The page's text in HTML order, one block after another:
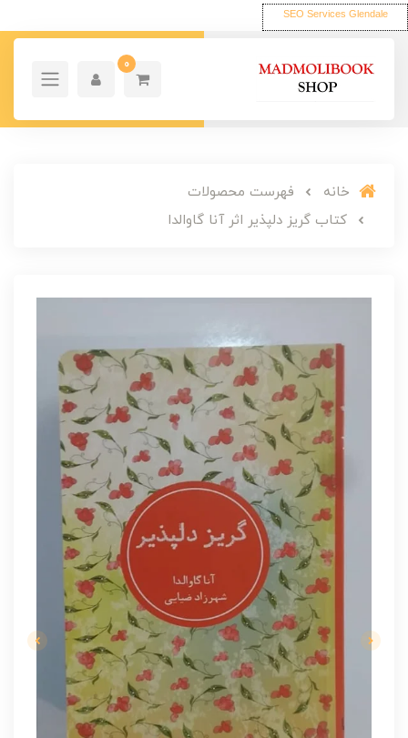
SEO Services Glendale
0
خانه
فهرست محصولات
کتاب گریز دلپذیر اثر آنا گاوالدا